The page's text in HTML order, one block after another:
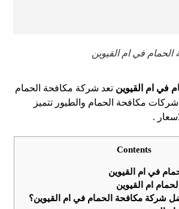
في ام القيوين
في ام القيوين تعد شركة مكافحة الحمام
شركات مكافحة الحمام والطيور تتميز
.
Contents
في ام القيوين
ام القيوين
شركة مكافحة الحمام في ام القيوين؟